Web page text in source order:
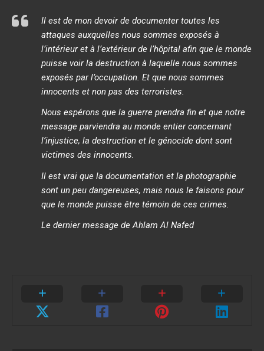
Il est de mon devoir de documenter toutes les
attaques auxquelles nous sommes exposés à
l’intérieur et à l’extérieur de l’hôpital afin que le monde
puisse voir la destruction à laquelle nous sommes
exposés par l’occupation. Et que nous sommes
innocents et non pas des terroristes.
Nous espérons que la guerre prendra fin et que notre
message parviendra au monde entier concernant
l’injustice, la destruction et le génocide dont sont
victimes des innocents.
Il est vrai que la documentation et la photographie
sont un peu dangereuses, mais nous le faisons pour
que le monde puisse être témoin de ces crimes.
Le dernier message de Ahlam Al Nafed